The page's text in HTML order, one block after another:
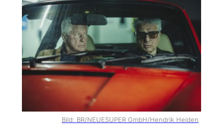
Bild: BR/NEUESUPER GmbH/Hendrik Heiden